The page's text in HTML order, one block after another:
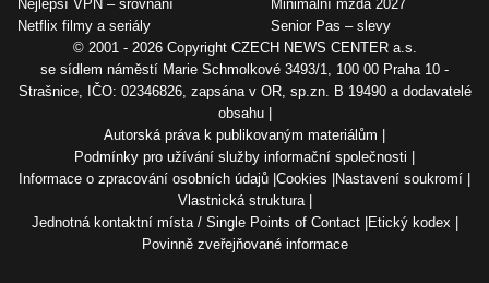
Nejlepší VPN – srovnání
Netflix filmy a seriály
Minimální mzda 2027
Senior Pas – slevy
© 2001 - 2026 Copyright CZECH NEWS CENTER a.s.
se sídlem náměstí Marie Schmolkové 3493/1, 100 00 Praha 10 -
Strašnice, IČO: 02346826, zapsána v OR, sp.zn. B 19490 a dodavatelé
obsahu
Autorská práva k publikovaným materiálům
Podmínky pro užívání služby informační společnosti
Informace o zpracování osobních údajů Cookies Nastavení soukromí
Vlastnická struktura
Jednotná kontaktní místa / Single Points of Contact Etický kodex
Povinně zveřejňované informace